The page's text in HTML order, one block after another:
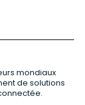
mondiaux
de solutions